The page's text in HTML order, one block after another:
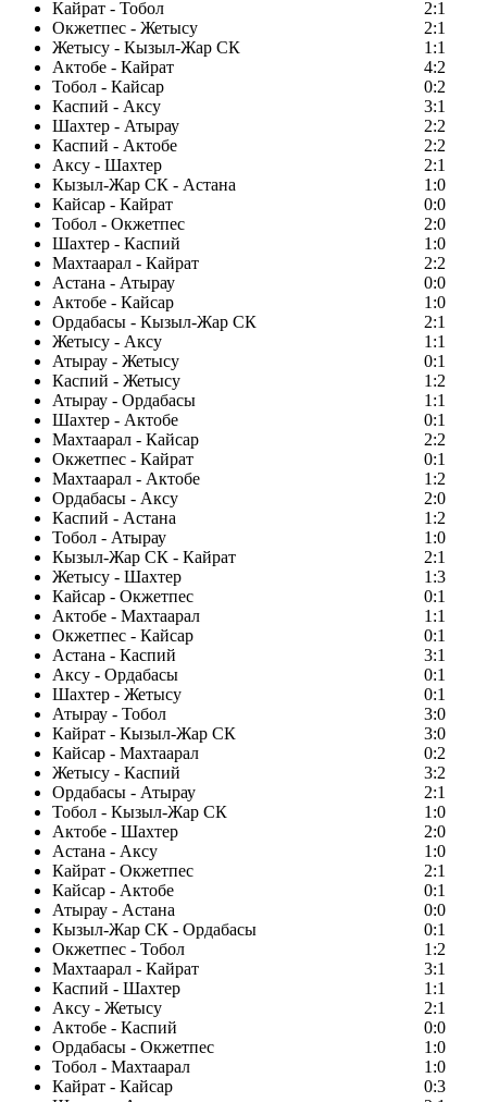
Кайрат - Тобол
2:1
Окжетпес - Жетысу
2:1
Жетысу - Кызыл-Жар СК
1:1
Актобе - Кайрат
4:2
Тобол - Кайсар
0:2
Каспий - Аксу
3:1
Шахтер - Атырау
2:2
Каспий - Актобе
2:2
Аксу - Шахтер
2:1
Кызыл-Жар СК - Астана
1:0
Кайсар - Кайрат
0:0
Тобол - Окжетпес
2:0
Шахтер - Каспий
1:0
Махтаарал - Кайрат
2:2
Астана - Атырау
0:0
Актобе - Кайсар
1:0
Ордабасы - Кызыл-Жар СК
2:1
Жетысу - Аксу
1:1
Атырау - Жетысу
0:1
Каспий - Жетысу
1:2
Атырау - Ордабасы
1:1
Шахтер - Актобе
0:1
Махтаарал - Кайсар
2:2
Окжетпес - Кайрат
0:1
Махтаарал - Актобе
1:2
Ордабасы - Аксу
2:0
Каспий - Астана
1:2
Тобол - Атырау
1:0
Кызыл-Жар СК - Кайрат
2:1
Жетысу - Шахтер
1:3
Кайсар - Окжетпес
0:1
Актобе - Махтаарал
1:1
Окжетпес - Кайсар
0:1
Астана - Каспий
3:1
Аксу - Ордабасы
0:1
Шахтер - Жетысу
0:1
Атырау - Тобол
3:0
Кайрат - Кызыл-Жар СК
3:0
Кайсар - Махтаарал
0:2
Жетысу - Каспий
3:2
Ордабасы - Атырау
2:1
Тобол - Кызыл-Жар СК
1:0
Актобе - Шахтер
2:0
Астана - Аксу
1:0
Кайрат - Окжетпес
2:1
Кайсар - Актобе
0:1
Атырау - Астана
0:0
Кызыл-Жар СК - Ордабасы
0:1
Окжетпес - Тобол
1:2
Махтаарал - Кайрат
3:1
Каспий - Шахтер
1:1
Аксу - Жетысу
2:1
Актобе - Каспий
0:0
Ордабасы - Окжетпес
1:0
Тобол - Махтаарал
1:0
Кайрат - Кайсар
0:3